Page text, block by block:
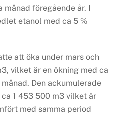
månad föregående år. I
etanol med ca 5 %
att öka under mars och
vilket är en ökning med ca
Den ackumulerade
1 453 500 m3 vilket är
med samma period